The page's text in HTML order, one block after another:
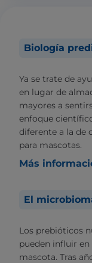
Biología
Ya se trate de
en lugar de
mayores a
enfoque
diferente a la de
para mascotas.
Más
El
Los prebióticos
pueden influir en
mascota. Tras